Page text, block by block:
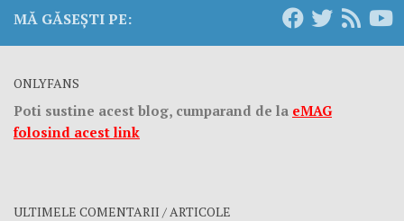
MĂ GĂSEȘTI PE:
ONLYFANS
Poti sustine acest blog, cumparand de la eMAG
folosind acest link
ULTIMELE COMENTARII / ARTICOLE